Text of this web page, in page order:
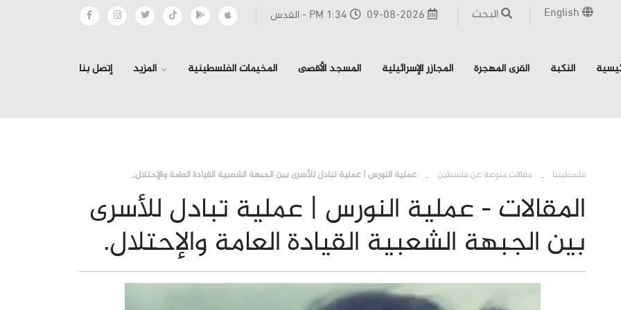
09-08-2026 1:34 PM - القدس البحث
النكبة القرى المهجرة المجازر الإسرائيلية المسجد الأقصى المخيمات الفلسطينية المزيد إتصل بنا
فلسطيننا › مقالات منوعة عن فلسطين عملية النورس | عملية تبادل للأسرى بين الجبهة الشعبية القيادة العامة والإحتلال.
المقالات - عملية النورس | عملية تبادل للأسرى
بين الجبهة الشعبية القيادة العامة والإحتلال.